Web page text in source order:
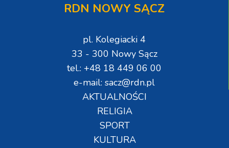
RDN NOWY SĄCZ
pl. Kolegiacki 4
33 - 300 Nowy Sącz
tel.: +48 18 449 06 00
e-mail: sacz@rdn.pl
AKTUALNOŚCI
RELIGIA
SPORT
KULTURA